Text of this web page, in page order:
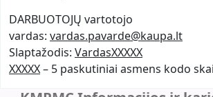
DARBUOTOJŲ vartotojo
vardas: vardas.pavarde@kaupa.lt
Slaptažodis: VardasXXXXX
XXXXX– 5 paskutiniai asmens kodo